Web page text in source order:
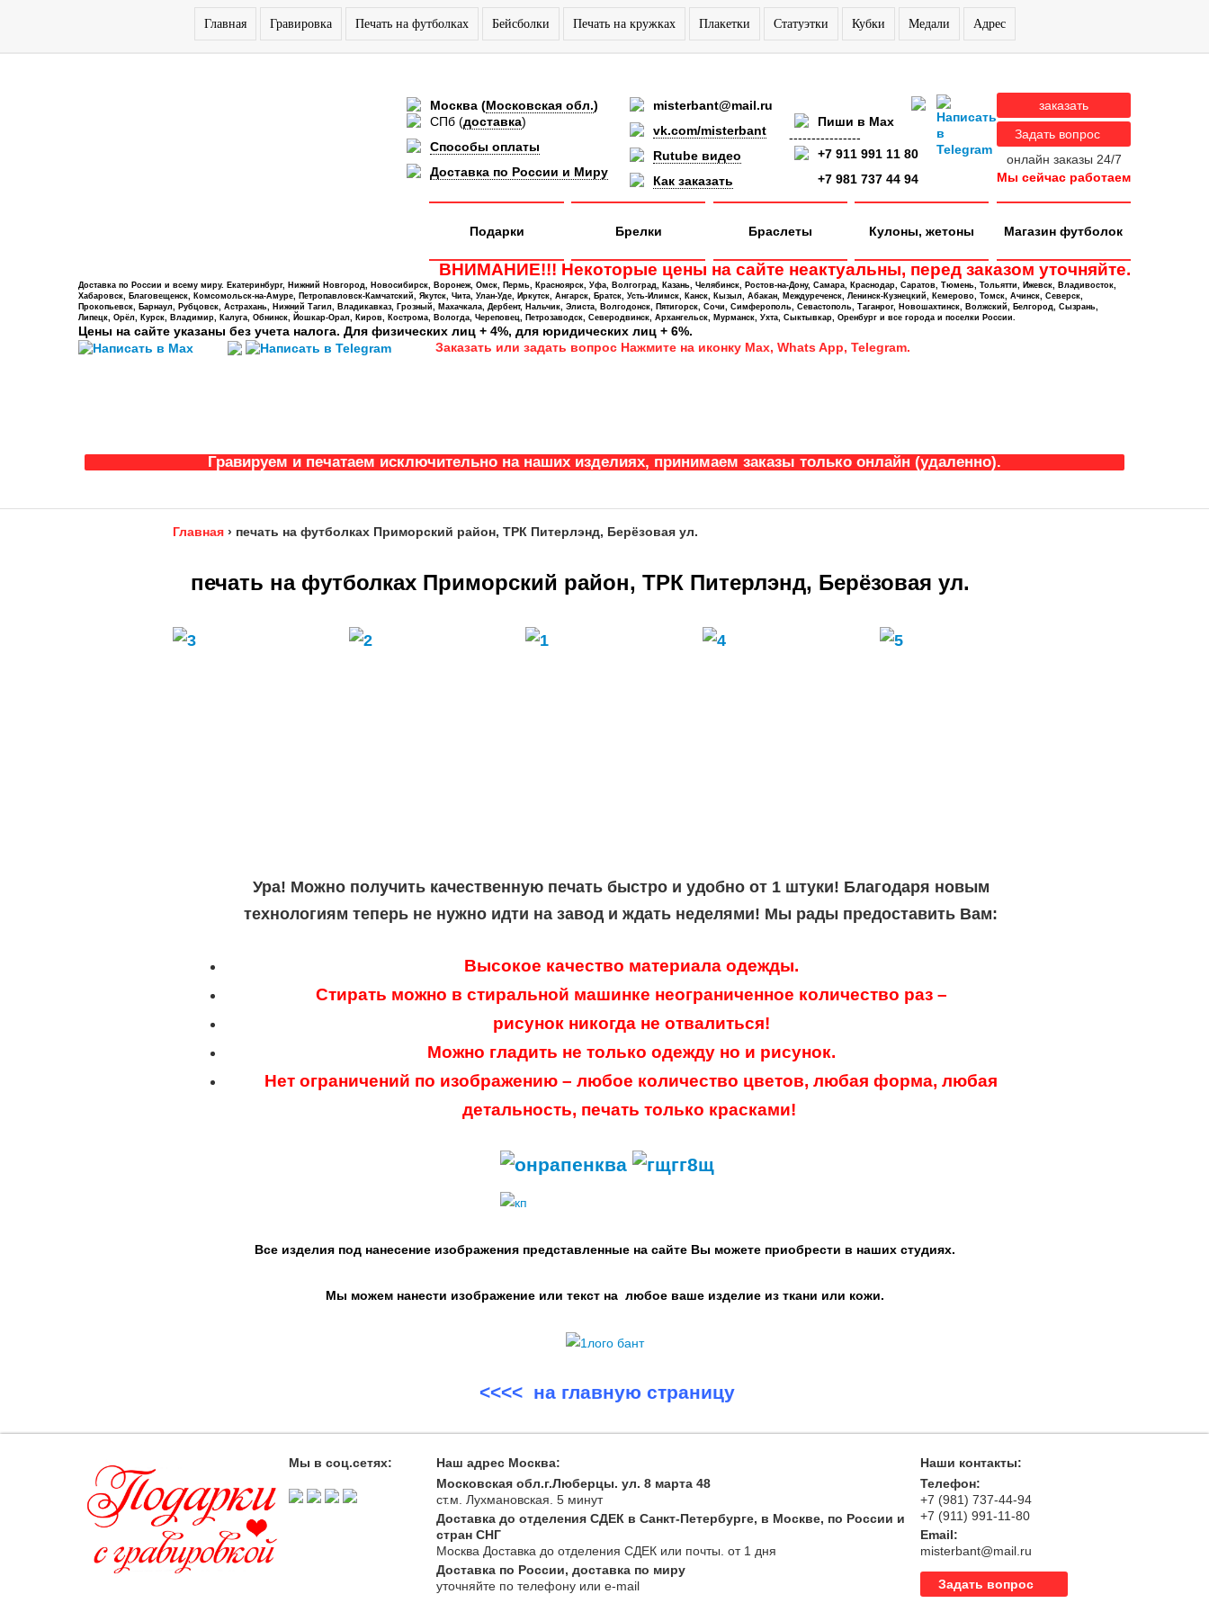
Главная Гравировка Печать на футболках Бейсболки Печать на кружках Плакетки Статуэтки Кубки Медали Адрес
Москва (Московская обл.)
СПб (доставка)
Способы оплаты
Доставка по России и Миру
misterbant@mail.ru
vk.com/misterbant
Rutube видео
Как заказать
Пиши в Max
----------------
+7 911 991 11 80
+7 981 737 44 94
заказать
Задать вопрос
онлайн заказы 24/7
Мы сейчас работаем
Магазин футболок
Кулоны, жетоны
Браслеты
Брелки
Подарки
ВНИМАНИЕ!!! Некоторые цены на сайте неактуальны, перед заказом уточняйте.
Доставка по России и всему миру. Екатеринбург, Нижний Новгород, Новосибирск, Воронеж, Омск, Пермь, Красноярск, Уфа, Волгоград, Казань, Челябинск, Ростов-на-Дону, Самара, Краснодар, Саратов, Тюмень, Тольятти, Ижевск, Владивосток,
Хабаровск, Благовещенск, Комсомольск-на-Амуре, Петропавловск-Камчатский, Якутск, Чита, Улан-Уде, Иркутск, Ангарск, Братск, Усть-Илимск, Канск, Кызыл, Абакан, Междуреченск, Ленинск-Кузнецкий, Кемерово, Томск, Ачинск, Северск,
Прокопьевск, Барнаул, Рубцовск, Астрахань, Нижний Тагил, Владикавказ, Грозный, Махачкала, Дербент, Нальчик, Элиста, Волгодонск, Пятигорск, Сочи, Симферополь, Севастополь, Таганрог, Новошахтинск, Волжский, Белгород, Сызрань,
Липецк, Орёл, Курск, Владимир, Калуга, Обнинск, Йошкар-Орал, Киров, Кострома, Вологда, Череповец, Петрозаводск, Северодвинск, Архангельск, Мурманск, Ухта, Сыктывкар, Оренбург и все города и поселки России.
Цены на сайте указаны без учета налога. Для физических лиц + 4%, для юридических лиц + 6%.
Заказать или задать вопрос Нажмите на иконку Max, Whats App, Telegram.
Гравируем и печатаем исключительно на наших изделиях, принимаем заказы только онлайн (удаленно).
Главная › печать на футболках Приморский район, ТРК Питерлэнд, Берёзовая ул.
печать на футболках Приморский район, ТРК Питерлэнд, Берёзовая ул.
Ура! Можно получить качественную печать быстро и удобно от 1 штуки! Благодаря новым
технологиям теперь не нужно идти на завод и ждать неделями! Мы рады предоставить Вам:
Высокое качество материала одежды.
Стирать можно в стиральной машинке неограниченное количество раз –
рисунок никогда не отвалиться!
Можно гладить не только одежду но и рисунок.
Нет ограничений по изображению – любое количество цветов, любая форма, любая
детальность, печать только красками!
Все изделия под нанесение изображения представленные на сайте Вы можете приобрести в наших студиях.
Мы можем нанести изображение или текст на любое ваше изделие из ткани или кожи.
<<<< на главную страницу
Мы в соц.сетях:
Наш адрес Москва:
Московская обл.г.Люберцы. ул. 8 марта 48
ст.м. Лухмановская. 5 минут
Доставка до отделения СДЕК в Санкт-Петербурге, в Москве, по России и
стран СНГ
Москва Доставка до отделения СДЕК или почты . от 1 дня
Доставка по России, доставка по миру
уточняйтепо телефонуили e-mail
Наши контакты:
Телефон:
+7 (981) 737-44-94
+7 (911) 991-11-80
Email:
misterbant@mail.ru
Задать вопрос